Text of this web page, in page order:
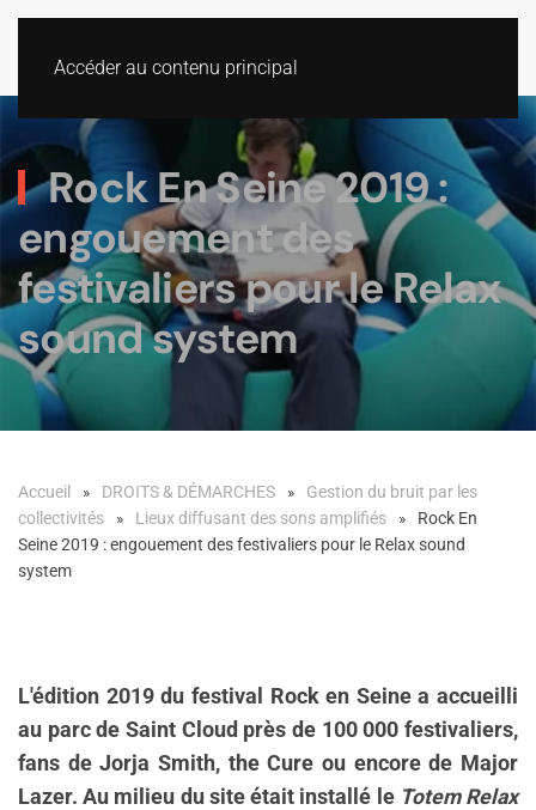
Accéder au contenu principal
Rock En Seine 2019 :
engouement des
festivaliers pour le Relax
sound system
Accueil DROITS & DÉMARCHES
Gestion du bruit par les
collectivités
Lieux diffusant des sons amplifiés
Rock En
Seine 2019 : engouement des festivaliers pour le Relax sound
system
L'édition 2019 du festival Rock en Seine a accueilli
au parc de Saint Cloud près de 100 000 festivaliers,
fans de Jorja Smith, the Cure ou encore de Major
Lazer. Au milieu du site était installé le Totem Relax